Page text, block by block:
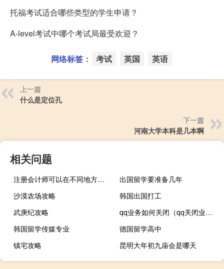
托福考试适合哪些类型的学生申请？
A-level考试中哪个考试局最受欢迎？
网络标签： 考试 英国 英语
上一篇
什么是定位孔
下一篇
河南大学本科是几本啊
相关问题
注册会计师可以在不同地方考吗
出国留学要准备几年
沙漠农场攻略
韩国出国打工
武庚纪攻略
qq业务如何关闭（qq关闭业务）
韩国留学传媒专业
德国留学高中
镇宅攻略
昆明大年初九庙会是哪天